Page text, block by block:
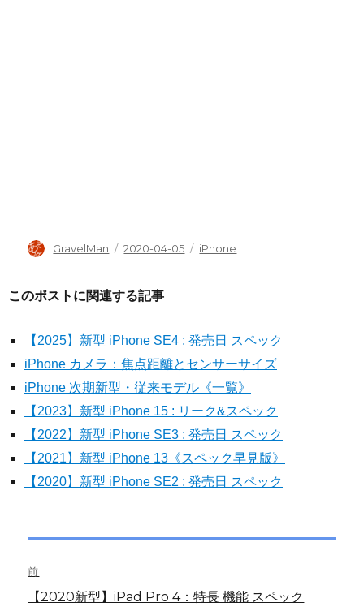
投
稿
GravelMan
投
稿
2020-04-05
タ
グ
iPhone
このポストに関連する記事
【2025】新型 iPhone SE4 : 発売日 スペック
iPhone カメラ：焦点距離とセンサーサイズ
iPhone 次期新型・従来モデル《一覧》
【2023】新型 iPhone 15 : リーク&スペック
【2022】新型 iPhone SE3 : 発売日 スペック
【2021】新型 iPhone 13《スペック早見版》
【2020】新型 iPhone SE2 : 発売日 スペック
稿
前
前【2020新型】iPad Pro 4：特長 機能 スペック